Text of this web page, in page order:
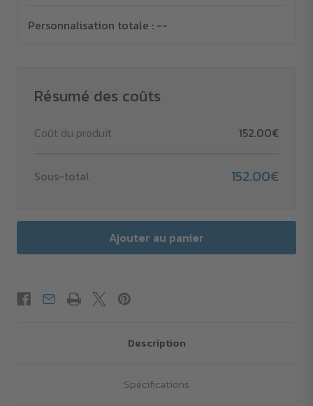
Personnalisation totale : --
Résumé des coûts
Coût du produit 152.00€
Sous-total 152.00€
Description
Spécifications